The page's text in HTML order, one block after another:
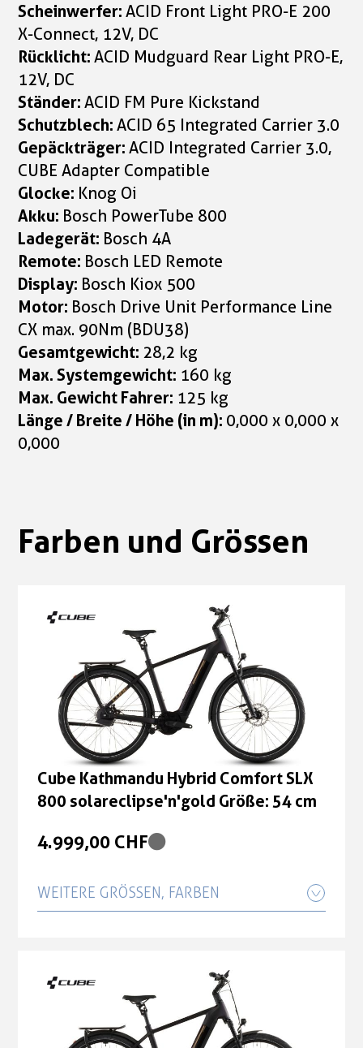
Scheinwerfer:ACID Front Light PRO-E 200
X-Connect, 12V, DC
Rücklicht:ACID Mudguard Rear Light PRO-E,
12V, DC
Ständer:ACID FM Pure Kickstand
Schutzblech:ACID 65 Integrated Carrier 3.0
Gepäckträger:ACID Integrated Carrier 3.0,
CUBE Adapter Compatible
Glocke: Knog Oi
Akku: Bosch PowerTube 800
Ladegerät: Bosch 4A
Remote: Bosch LED Remote
Display: Bosch Kiox 500
Motor: Bosch Drive Unit Performance Line
CX max. 90Nm (BDU38)
Gesamtgewicht: 28,2 kg
Max. Systemgewicht: 160 kg
Max. Gewicht Fahrer: 125 kg
Länge / Breite / Höhe (in m): 0,000 x 0,000 x
0,000
Farben und Grössen
Cube Kathmandu Hybrid Comfort SLX
800 solareclipse'n'gold Größe: 54 cm
4.999,00 CHF
WEITERE GRÖSSEN, FARBEN
4.999,00 CHF
Cube Kathmandu Hybrid Comfort SLX